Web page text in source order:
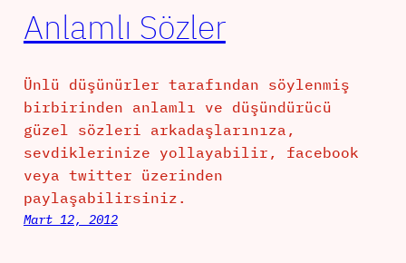
Anlamlı Sözler
Ünlü düşünürler tarafından söylenmiş
birbirinden anlamlı ve düşündürücü
güzel sözleri arkadaşlarınıza,
sevdiklerinize yollayabilir, facebook
veya twitter üzerinden
paylaşabilirsiniz.
Mart 12, 2012